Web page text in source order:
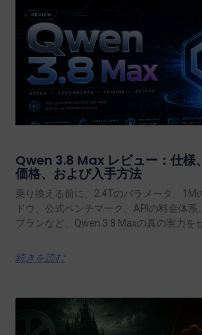
Qwen 3.8 Max レビュー：仕様
価格、および入手方法
乗り換える前に、2.4Tのパラメータ、1M
ドウ、公式ベンチマーク、APIの料金体
プランなど、Qwen 3.8 Maxの真の実力を
続きを読む